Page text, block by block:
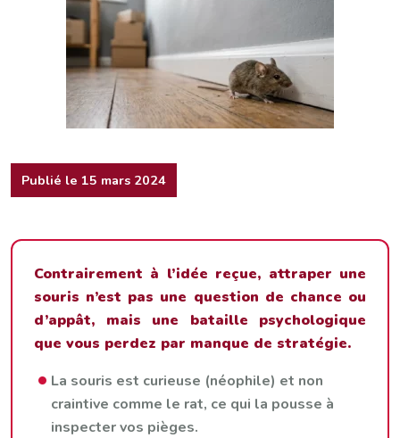
Publié le 15 mars 2024
Contrairement à l’idée reçue, attraper une
souris n’est pas une question de chance ou
d’appât, mais une bataille psychologique
que vous perdez par manque de stratégie.
La souris est curieuse (néophile) et non
craintive comme le rat, ce qui la pousse à
inspecter vos pièges.